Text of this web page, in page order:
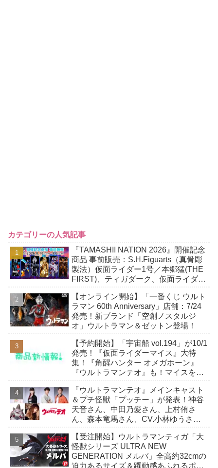
カテゴリーの人気記事
『TAMASHII NATION 2026』開催記念
商品 事前販売：S.H.Figuarts（真骨彫
製法）仮面ライダー1号／本郷猛(THE
FIRST)、ティガダーク、仮面ライダー
【オンライン開始】「一番くじ ウルト
ラマン 60th Anniversary」店舗：7/24
発売！新ブランド「空創ノスタルジ
オ」ウルトラマン＆ゼットン登場！
【予約開始】「宇宙船 vol.194」が10/1
発売！『仮面ライダーマイス』大特
集！『角醒ハンター オメガホーン』
『ウルトラマンテオ』も！マイスをよ
『ウルトラマンテオ』メインキャスト
＆プチ怪獣「プッチー」が発表！神谷
天音さん、中田乃愛さん、上村侑さ
ん、森本竜馬さん、CV.小林ゆうさ
【受注開始】ウルトラマンティガ「大
怪獣シリーズ ULTRA NEW
GENERATION メルバ」全高約32cmの
迫力あるサイズ＆躍動感あふれるポー